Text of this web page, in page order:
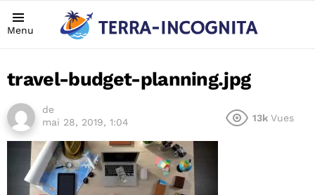
Menu
travel-budget-planning.jpg
de
mai 28, 2019, 1:04
13k Vues